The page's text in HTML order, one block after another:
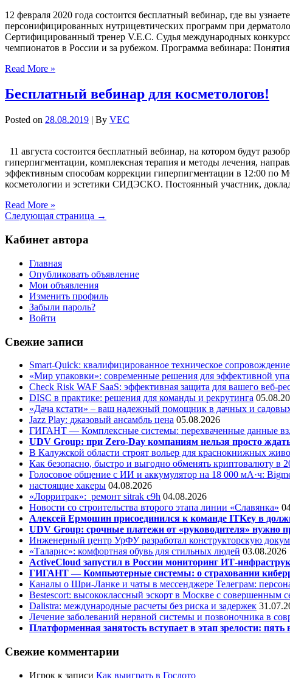
12 февраля 2020 года состоится бесплатный вебинар, где вы
персонифицированных нутрицевтических программ при
Сертифицированный тренер V.E.C. Судья международных
чемпионатов в России и за рубежом. Программа вебинара:
Read More »
Бесплатный вебинар для косметологов!
Posted on 28.08.2019 | By VEC
11 августа состоится бесплатный вебинар, на котором будут
гиперпигментации, комплексная терапия и методы лечения,
эффективным способам коррекции гиперпигментации в 12:00 по
косметологии и эстетики СИДЭСКО. Постоянный участник,
Read More »
Следующая страница →
Кабинет автора
Главная
Опубликовать объявление
Мои объявления
Изменить профиль
Забыли пароль?
Войти
Свежие записи
Smart-Quick: квалифицированное техническое
«Мир упаковки»: современные решения для эффективной
Check Risk WAF SaaS: эффективная защита для вашего веб-
DISC в практике: решения для команды и рекрутинга
«Дача кстати» – ваш надежный помощник в дачных и
Jazz Play: джазовый ансамбль цена 05.08.2026
ГИГАНТ — Комплексные системы: перехваченные данные
UDV Group: при Zero-Day компаниям нельзя просто
В Калужской области строят вольер для краснокнижных
Как безопасно, быстро и выгодно обменять криптовалюту в
Голосовое общение с ИИ и аккумулятор на 18 000 мА·ч:
настоящие хакеры 04.08.2026
«Лорритрак»: ремонт sitrak c9h 04.08.2026
Новости со строительства второго этапа линии «Славянка»
Алексей Ермошин присоединился к команде ITKey в
UDV Group: срочные платежи от «руководителя» нужно
Инженерный центр УрФУ разработал конструкторскую
«Таларис»: комфортная обувь для стильных людей 03.08.2026
ActiveCloud запустил в России мониторинг ИТ-
ГИГАНТ — Компьютерные системы: о страховании
Каналы о Шри-Ланке и чаты в мессенджере Телеграм:
Bestescort: высококлассный эскорт в Москве с совершенным
Dalistra: международные расчеты без риска и задержек
Лечение заболеваний нервной системы и позвоночника в
Платформенная занятость вступает в этап зрелости:
Свежие комментарии
Игрок к записи Как выиграть в Гослото